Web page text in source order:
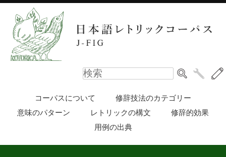
コーパスについて
修辞技法のカテゴリー
意味のパターン
レトリックの構文
修辞的効果
用例の出典